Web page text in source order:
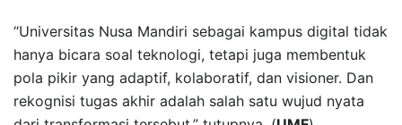
“Universitas Nusa Mandiri sebagai kampus digital tidak
hanya bicara soal teknologi, tetapi juga membentuk
pola pikir yang adaptif, kolaboratif, dan visioner. Dan
rekognisi tugas akhir adalah salah satu wujud nyata